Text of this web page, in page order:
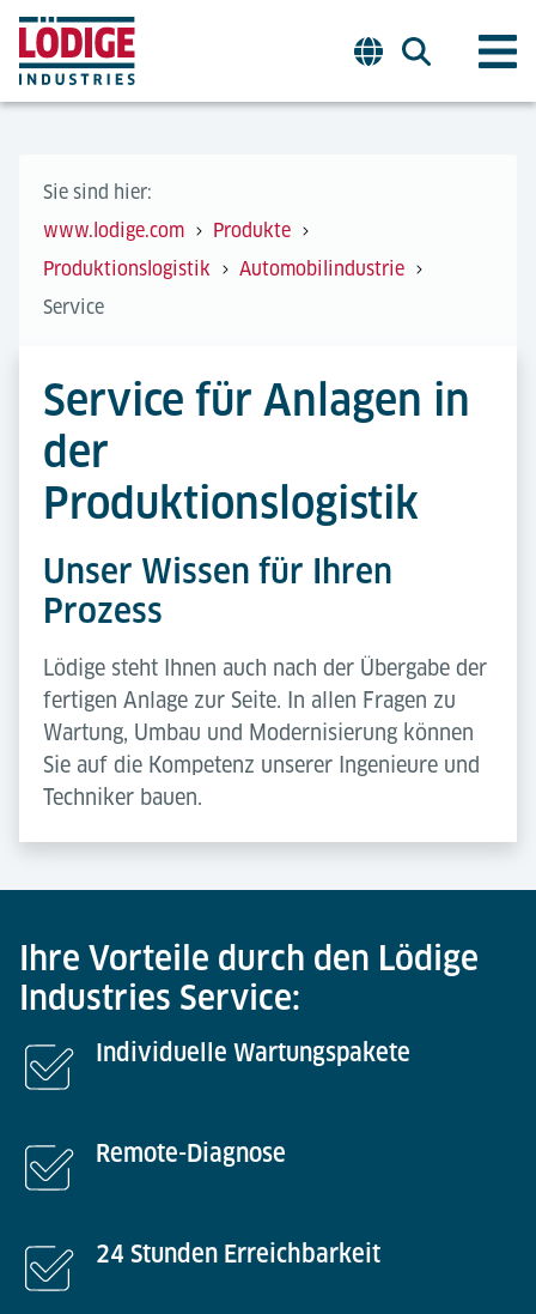
Sie sind hier:
www.lodige.com
Produkte
Produktionslogistik
Automobilindustrie
Service
Service für Anlagen in
der
Produktionslogistik
Unser Wissen für Ihren
Prozess
Lödige steht Ihnen auch nach der Übergabe der
fertigen Anlage zur Seite. In allen Fragen zu
Wartung, Umbau und Modernisierung können
Sie auf die Kompetenz unserer Ingenieure und
Techniker bauen.
Ihre Vorteile durch den Lödige
Industries Service:
Individuelle Wartungspakete
Remote-Diagnose
24 Stunden Erreichbarkeit